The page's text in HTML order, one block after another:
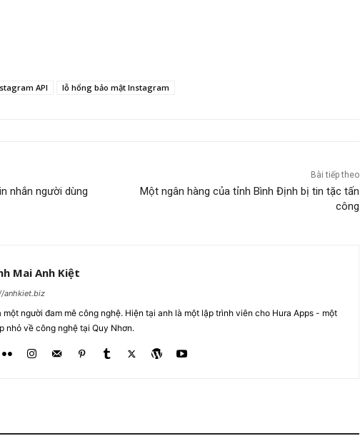
API lỗ hổng bảo mật Instagram
nhắn người dùng
Bài tiếp theo
Một ngân hàng của tỉnh Bình Định bị tin tặc tấn
công
Mai Anh Kiệt
anhkiet.biz
một người đam mê công nghệ. Hiện tại anh là một lập trình viên cho Hura Apps - một
nhỏ về công nghệ tại Quy Nhơn.